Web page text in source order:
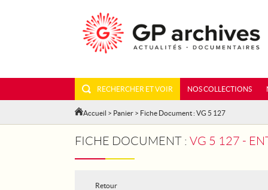
RECHERCHER ET VOIR NOS COLLECTIONS
Accueil > Panier > Fiche Document : VG 5 127
FICHE DOCUMENT : VG 5 127 -
Retour